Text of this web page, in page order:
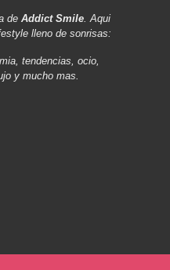
de Addict Smile. Aqui
lleno de sonrisas:
tendencias, ocio,
y mucho mas.